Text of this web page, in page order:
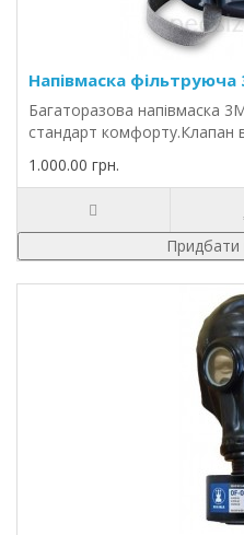
Напівмаска фільтруюча
Багаторазова напівмаска
стандарт комфорту.Клапан
1.000.00 грн.
Придбати